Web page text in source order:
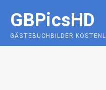
content
GBPicsHD
GÄSTEBUCHBILDER